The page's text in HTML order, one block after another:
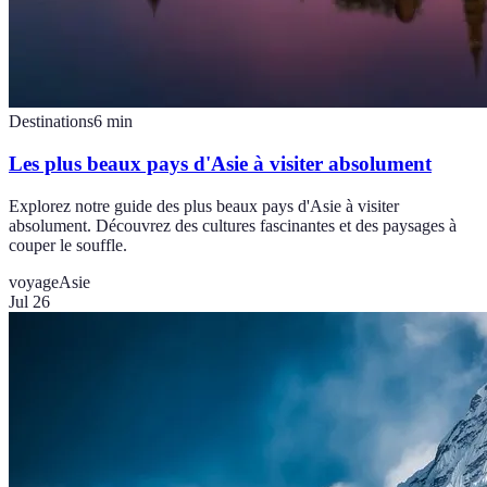
Destinations6 min
Les plus beaux pays d'Asie à visiter absolument
Explorez notre guide des plus beaux pays d'Asie à visiter
absolument. Découvrez des cultures fascinantes et des paysages à
couper le souffle.
voyageAsie
Jul 26